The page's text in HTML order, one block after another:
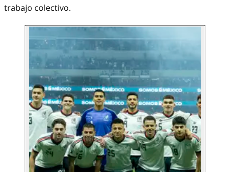
trabajo colectivo.